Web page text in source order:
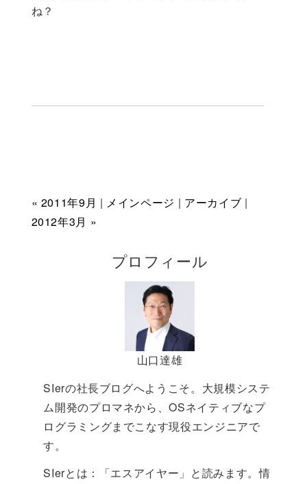
ね？
« 2011年9月 | メインページ | アーカイブ |
2012年3月 »
プロフィール
山口達雄
SIerの社長ブログへようこそ。大規模システ
ム開発のプロマネから、OSネイティブなプ
ログラミングまでこなす現役エンジニアで
す。
SIerとは：「エスアイヤー」と読みます。情